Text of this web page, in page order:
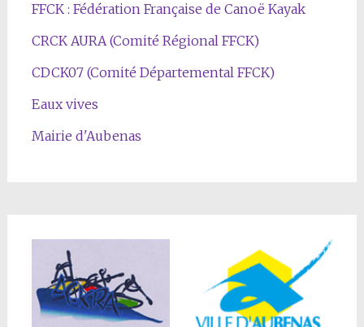
FFCK : Fédération Française de Canoë Kayak
CRCK AURA (Comité Régional FFCK)
CDCK07 (Comité Départemental FFCK)
Eaux vives
Mairie d'Aubenas